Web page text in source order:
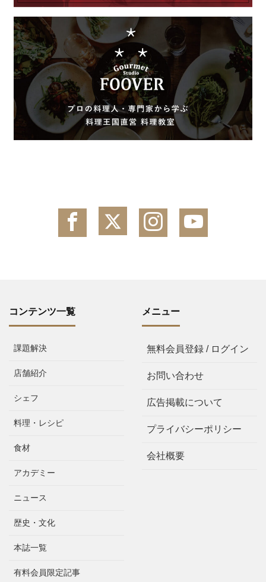
コンテンツ一覧
課題解決
店舗紹介
シェフ
料理・レシピ
食材
アカデミー
ニュース
歴史・文化
本誌一覧
有料会員限定記事
メニュー
無料会員登録 / ログイン
お問い合わせ
広告掲載について
プライバシーポリシー
会社概要